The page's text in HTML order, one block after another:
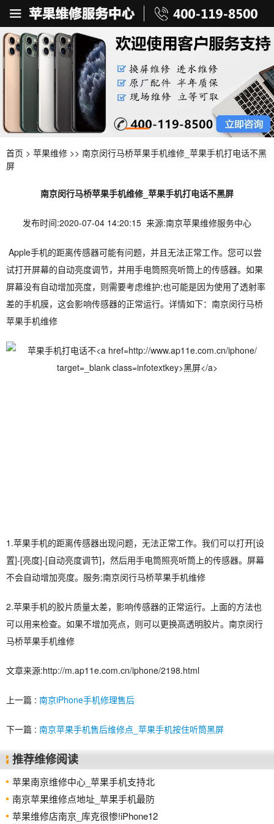
首页 > 苹果维修 >> 南京闵行马桥苹果手机维修_苹果手机打电话不黑
屏
南京闵行马桥苹果手机维修_苹果手机打电话不黑屏
发布时间:2020-07-04 14:20:15 来源:南京苹果维修服务中心
Apple手机的距离传感器可能有问题，并且无法正常工作。您可以尝
试打开屏幕的自动亮度调节，并用手电筒照亮听筒上的传感器。如果
屏幕没有自动增加亮度，则需要考虑维护;也可能是因为使用了透射率
差的手机膜，这会影响传感器的正常运行。详情如下：南京闵行马桥
苹果手机维修
1.苹果手机的距离传感器出现问题，无法正常工作。我们可以打开[设
置]-[亮度]-[自动亮度调节]，然后用手电筒照亮听筒上的传感器。屏幕
不会自动增加亮度。服务;南京闵行马桥苹果手机维修
2.苹果手机的胶片质量太差，影响传感器的正常运行。上面的方法也
可以用来检查。如果不增加亮点，则可以更换高透明胶片。南京闵行
马桥苹果手机维修
文章来源:http://m.ap11e.com.cn/iphone/2198.html
上一篇 : 南京iPhone手机修理售后
下一篇 : 南京苹果手机售后维修点_苹果手机按住听筒黑屏
推荐维修阅读
苹果南京维修中心_苹果手机支持北
南京苹果维修点地址_苹果手机最防
苹果维修店南京_库克很惨!iPhone12